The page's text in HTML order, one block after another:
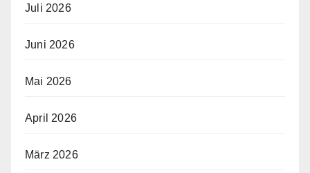
Juli 2026
Juni 2026
Mai 2026
April 2026
März 2026